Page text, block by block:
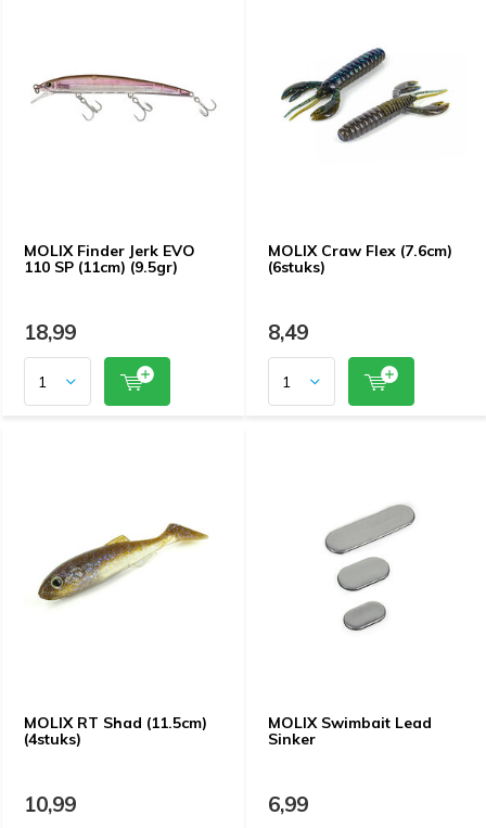
MOLIX Finder Jerk EVO
110 SP (11cm) (9.5gr)
18,99
MOLIX Craw Flex (7.6cm)
(6stuks)
8,49
MOLIX RT Shad (11.5cm)
(4stuks)
10,99
MOLIX Swimbait Lead
Sinker
6,99